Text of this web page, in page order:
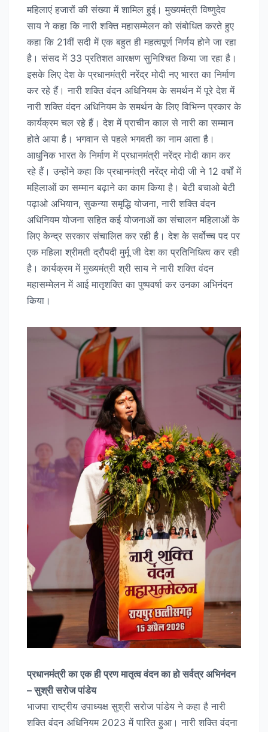
महिलाएं हजारों की संख्या में शामिल हुई। मुख्यमंत्री विष्णुदेव
साय ने कहा कि नारी शक्ति महासम्मेलन को संबोधित करते हुए
कहा कि 21वीं सदी में एक बहुत ही महत्वपूर्ण निर्णय होने जा रहा
है। संसद में 33 प्रतिशत आरक्षण सुनिश्चित किया जा रहा है।
इसके लिए देश के प्रधानमंत्री नरेंद्र मोदी नए भारत का निर्माण
कर रहे हैं। नारी शक्ति वंदन अधिनियम के समर्थन में पूरे देश में
नारी शक्ति वंदन अधिनियम के समर्थन के लिए विभिन्न प्रकार के
कार्यक्रम चल रहे हैं। देश में प्राचीन काल से नारी का सम्मान
होते आया है। भगवान से पहले भगवती का नाम आता है।
आधुनिक भारत के निर्माण में प्रधानमंत्री नरेंद्र मोदी काम कर
रहे हैं। उन्होंने कहा कि प्रधानमंत्री नरेंद्र मोदी जी ने 12 वर्षों में
महिलाओं का सम्मान बढ़ाने का काम किया है। बेटी बचाओ बेटी
पढ़ाओ अभियान, सुकन्या समृद्धि योजना, नारी शक्ति वंदन
अधिनियम योजना सहित कई योजनाओं का संचालन महिलाओं के
लिए केन्द्र सरकार संचालित कर रही है। देश के सर्वोच्च पद पर
एक महिला श्रीमती द्रौपदी मुर्मू जी देश का प्रतिनिधित्व कर रही
है। कार्यक्रम में मुख्यमंत्री श्री साय ने नारी शक्ति वंदन
महासम्मेलन में आई मातृशक्ति का पुष्पवर्षा कर उनका अभिनंदन
किया।
प्रधानमंत्री का एक ही प्रण मातृत्व वंदन का हो सर्वत्र अभिनंदन
– सुश्री सरोज पांडेय
भाजपा राष्ट्रीय उपाध्यक्ष सुश्री सरोज पांडेय ने कहा है नारी
शक्ति वंदन अधिनियम 2023 में पारित हुआ। नारी शक्ति वंदना